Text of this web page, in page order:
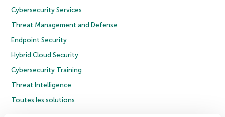
Cybersecurity Services
Threat Management and Defense
Endpoint Security
Hybrid Cloud Security
Cybersecurity Training
Threat Intelligence
Toutes les solutions